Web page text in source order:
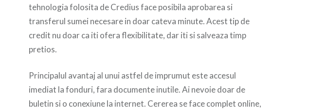
tehnologia folosita de Credius face posibila aprobarea si
transferul sumei necesare in doar cateva minute. Acest tip de
credit nu doar ca iti ofera flexibilitate, dar iti si salveaza timp
pretios.
Principalul avantaj al unui astfel de imprumut este accesul
imediat la fonduri, fara documente inutile. Ai nevoie doar de
buletin si o conexiune la internet. Cererea se face complet online,